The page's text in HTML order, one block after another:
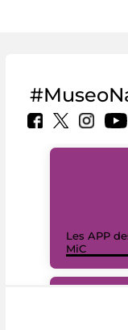
Les APP
MiC